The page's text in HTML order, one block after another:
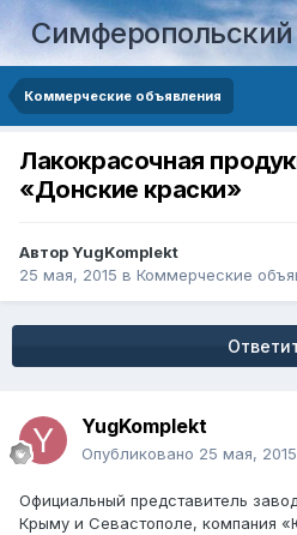
Коммерческие объявления
Лакокрасочная
«Донские краски»
АвторYugKomplekt
25 мая, 2015 в Коммерческие
YugKomplekt
Опубликовано 25 мая, 2015
Официальный представитель
Крыму и Севастополе, компания